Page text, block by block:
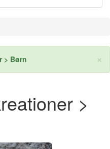
×
> Børn
>